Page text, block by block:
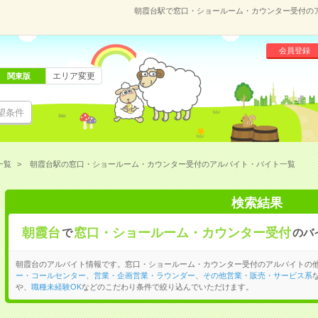
朝霞台駅で窓口・ショールーム・カウンター受付
条件
会員登録
関東版 エリア変更
覧 朝霞台駅の窓口・ショールーム・カウンター受付のアルバイト・バイト一覧
検索結果
朝霞台で 窓口・ショールーム・カウンター受付のバ
朝霞台のアルバイト情報です。窓口・ショールーム・カウンター受付のアルバイトの
ー・コールセンター
営業・企画営業・ラウンダー その他営業・販売・サービス系
や、 職種未経験OKなどのこだわり条件で絞り込んでいただけます。